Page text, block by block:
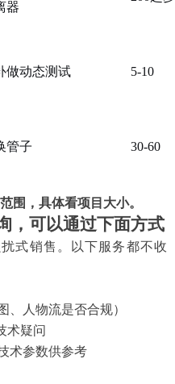
器
做动态测试 5-10
管子 30-60
围，具体看项目大小。
，可以通过下面方式
式销售。以下服务都不收
、人物流是否合规）
术疑问
术参数供参考